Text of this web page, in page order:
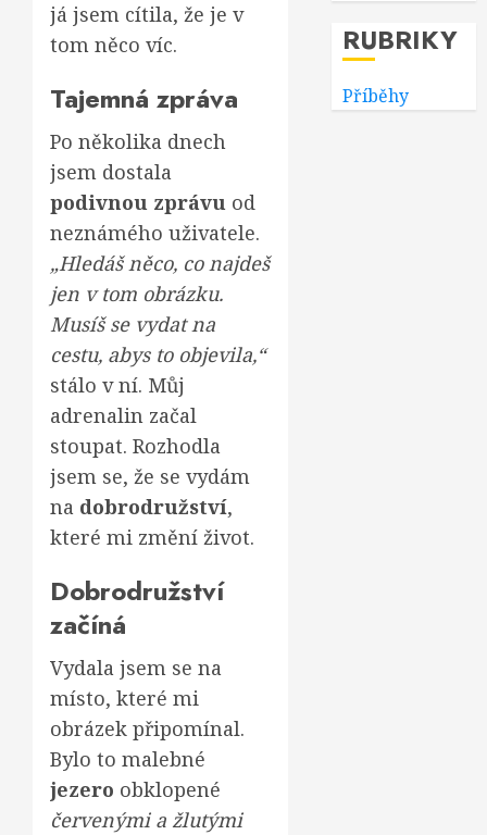
já jsem cítila, že je v
tom něco víc.
Tajemná zpráva
Po několika dnech
jsem dostala
podivnou zprávu od
neznámého uživatele.
„Hledáš něco, co najdeš
jen v tom obrázku.
Musíš se vydat na
cestu, abys to objevila,“
stálo v ní. Můj
adrenalin začal
stoupat. Rozhodla
jsem se, že se vydám
na dobrodružství,
které mi změní život.
Dobrodružství
začíná
Vydala jsem se na
místo, které mi
obrázek připomínal.
Bylo to malebné
jezero obklopené
červenými a žlutými
RUBRIKY
Příběhy